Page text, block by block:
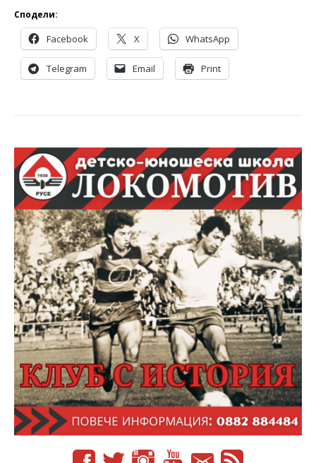
Сподели:
Facebook X WhatsApp
Telegram Email Print